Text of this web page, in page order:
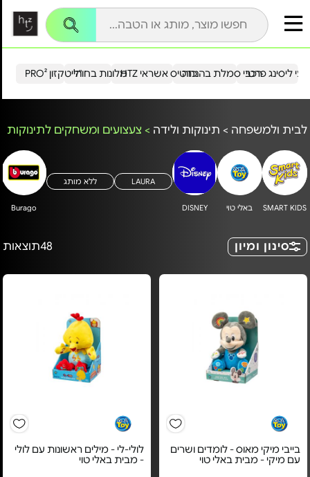
הייטקזון PRO²מלונות בחו"ל כרטיס אשראי HTZ ליסינג פרטירכבי סמלת בהנחה
לבית ולמשפחה > תינוקות ולידה > צעצועים ומשחקים לתינוקות
SMART KIDS באלי טוי DISNEY
LAURA ללא מותג
Burago
סינון ומיון 48תוצאות
בייבי מיקי מאוס - לומדים ושרים
עם מיקי - מבית באלי טוי
לולי-לי - מילים ראשונות עם לולי
- מבית באלי טוי